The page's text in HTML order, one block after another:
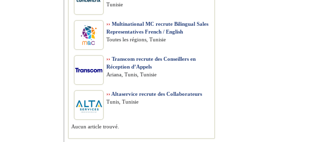
Tunisie
›› Multinational MC recrute Bilingual Sales
Representatives French / English
Toutes les régions, Tunisie
›› Transcom recrute des Conseillers en
Réception d’Appels
Ariana, Tunis, Tunisie
›› Altaservice recrute des Collaborateurs
Tunis, Tunisie
Aucun article trouvé.